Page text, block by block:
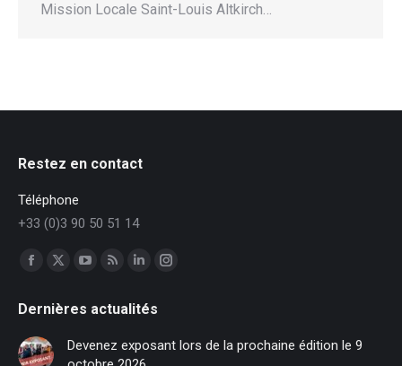
Mission Locale Saint-Louis Altkirch…
Restez en contact
Téléphone
+33 (0)3 90 50 51 14
Trouvez nous sur :
Facebook
opens
in
X
opensopens
in
opens
in
LinkedIn
opens
in
Instagram
in
Dernières actualités
Devenez exposant lors de la prochaine édition le 9